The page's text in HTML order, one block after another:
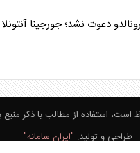
دعوت نشد؛ جورجینا
استفاده از مطالب با ذکر منبع
طراحی و تولید:"ایران سامانه"